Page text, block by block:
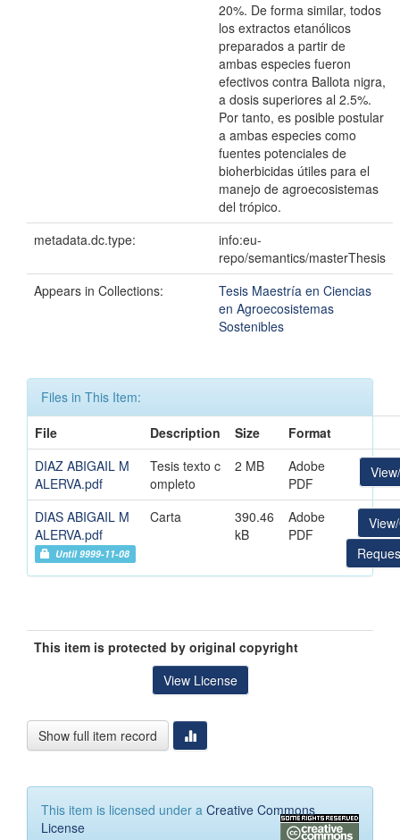
20%. De forma similar, todos
los extractos etanólicos
preparados a partir de
ambas especies fueron
efectivos contra Ballota nigra,
a dosis superiores al 2.5%.
Por tanto, es posible postular
a ambas especies como
fuentes potenciales de
bioherbicidas útiles para el
manejo de agroecosistemas
del trópico.
metadata.dc.type:
info:eu-
repo/semantics/masterThesis
Appears in Collections:
Tesis Maestría en Ciencias
en Agroecosistemas
Sostenibles
Files in This Item:
File
Description Size
Format
DIAZ ABIGAIL M
ALERVA.pdf
Tesis texto c
ompleto
2 MB
Adobe
PDF
DIAS ABIGAIL M
ALERVA.pdf
Until 9999-11-08
Carta
390.46
kB
Adobe
PDF
This item is protected by original copyright
View License
Show full item record
This item is licensed under a Creative Commons
License